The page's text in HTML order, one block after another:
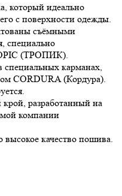
идеально
с поверхности одежды.
съёмными
специально
(ТРОПИК).
карманах,
CORDURA (Кордура).
разработанный на
компании
качество пошива.